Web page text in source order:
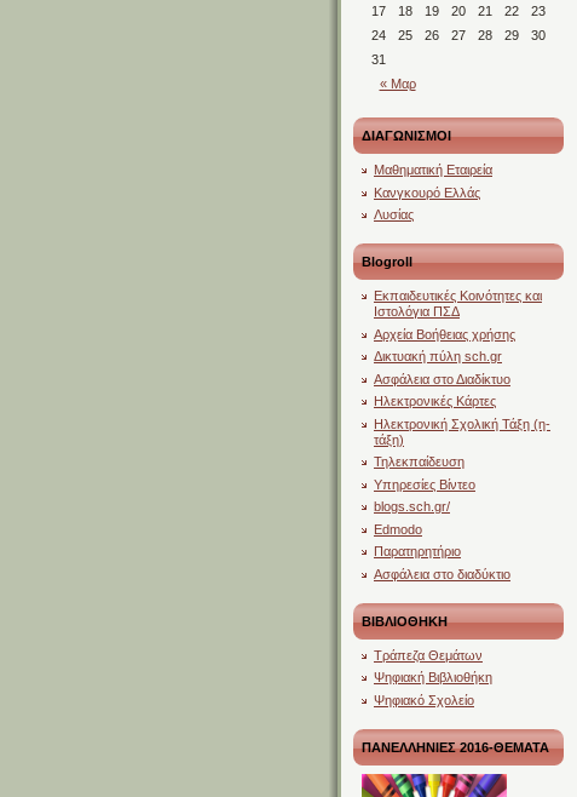
« Μαρ
17
18 19 20 21 22
23
24
25 26 27 28 29
30
31
ΔΙΑΓΩΝΙΣΜΟΙ
Μαθηματική Εταιρεία
Κανγκουρό Ελλάς
Λυσίας
Blogroll
Εκπαιδευτικές Κοινότητες και
Ιστολόγια ΠΣΔ
Αρχεία Βοήθειας χρήσης
Δικτυακή πύλη sch.gr
Ασφάλεια στο Διαδίκτυο
Ηλεκτρονικές Κάρτες
Ηλεκτρονική Σχολική Τάξη (η-
τάξη)
Τηλεκπαίδευση
Υπηρεσίες Βίντεο
blogs.sch.gr/
Edmodo
Παρατηρητήριο
Ασφάλεια στο διαδύκτιο
ΒΙΒΛΙΟΘΗΚΗ
Τράπεζα Θεμάτων
Ψηφιακή Βιβλιοθήκη
Ψηφιακό Σχολείο
ΠΑΝΕΛΛΗΝΙΕΣ 2016-ΘΕΜΑΤΑ